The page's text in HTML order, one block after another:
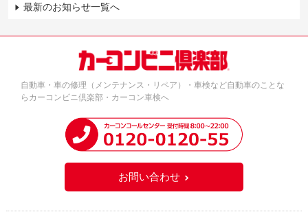
最新のお知らせ一覧へ
自動車・車の修理（メンテナンス・リペア）・車検など自動車のことな
らカーコンビニ倶楽部・カーコン車検へ
お問い合わせ